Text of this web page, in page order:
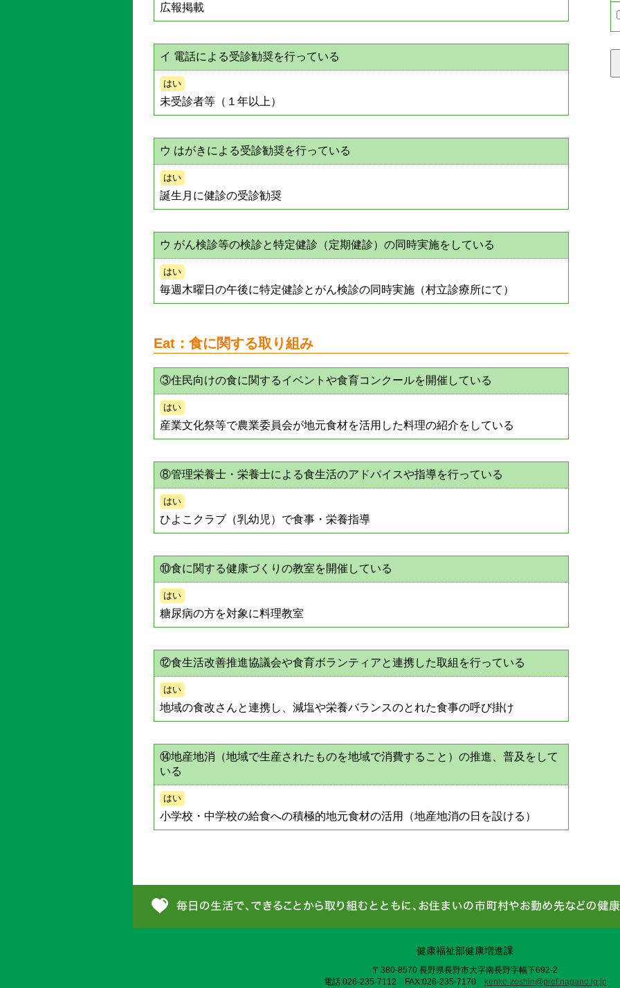
広報掲載
イ 電話による受診勧奨を行っている
はい
未受診者等（１年以上）
ウ はがきによる受診勧奨を行っている
はい
誕生月に健診の受診勧奨
ウ がん検診等の検診と特定健診（定期健診）の同時実施をしている
はい
毎週木曜日の午後に特定健診とがん検診の同時実施（村立診療所にて）
Eat：食に関する取り組み
③住民向けの食に関するイベントや食育コンクールを開催している
はい
産業文化祭等で農業委員会が地元食材を活用した料理の紹介をしている
⑧管理栄養士・栄養士による食生活のアドバイスや指導を行っている
はい
ひよこクラブ（乳幼児）で食事・栄養指導
⑩食に関する健康づくりの教室を開催している
はい
糖尿病の方を対象に料理教室
⑫食生活改善推進協議会や食育ボランティアと連携した取組を行っている
はい
地域の食改さんと連携し、減塩や栄養バランスのとれた食事の呼び掛け
⑭地産地消（地域で生産されたものを地域で消費すること）の推進、普及をして
いる
はい
小学校・中学校の給食への積極的地元食材の活用（地産地消の日を設ける）
健康福祉部健康増進課
〒380-8570 長野県長野市大字南長野字幅下692-2
電話:026-235-7112 FAX:026-235-7170
kenko-zoshin@pref.nagano.lg.jp